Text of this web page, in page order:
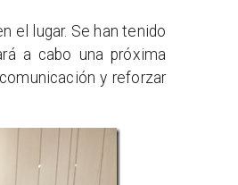
el lugar. Se han tenido
a cabo una próxima
y reforzar